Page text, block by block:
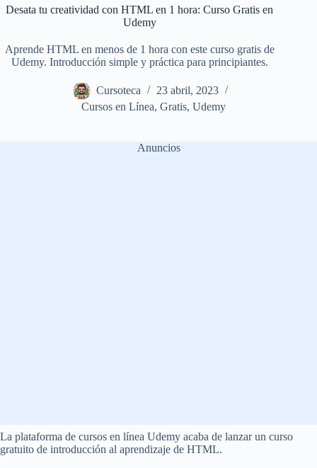
Desata tu creatividad con HTML en 1 hora: Curso Gratis en
Udemy
Aprende HTML en menos de 1 hora con este curso gratis de
Udemy. Introducción simple y práctica para principiantes.
Cursoteca
23 abril, 2023
Cursos en Línea,Gratis,Udemy
Anuncios
La plataforma de cursos en línea Udemy acaba de lanzar un curso
gratuito de introducción al aprendizaje de HTML.